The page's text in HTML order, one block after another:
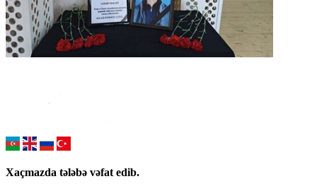
Xaçmazda tələbə vəfat edib.